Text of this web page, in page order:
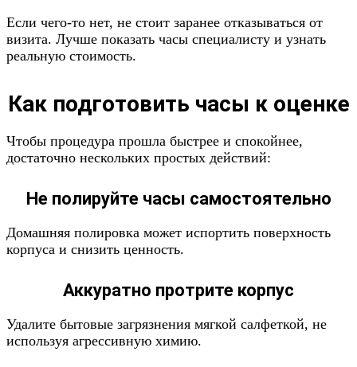
Если чего-то нет, не стоит заранее отказываться от
визита. Лучше показать часы специалисту и узнать
реальную стоимость.
Как подготовить часы к оценке
Чтобы процедура прошла быстрее и спокойнее,
достаточно нескольких простых действий:
Не полируйте часы самостоятельно
Домашняя полировка может испортить поверхность
корпуса и снизить ценность.
Аккуратно протрите корпус
Удалите бытовые загрязнения мягкой салфеткой, не
используя агрессивную химию.